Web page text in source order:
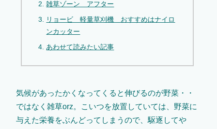
雑草ゾーン アフター
リョービ 軽量草刈機 おすすめはナイロ
ンカッター
あわせて読みたい記事
気候があったかくなってくると伸びるのが野菜・・
ではなく雑草orz。こいつを放置していては、野菜に
与えた栄養をぶんどってしまうので、駆逐してや